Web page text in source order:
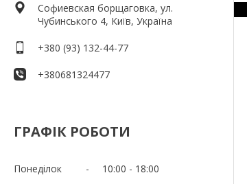
Софиевская борщаговка, ул.
Чубинського 4, Київ, Україна
+380 (93) 132-44-77
+380681324477
ГРАФІК РОБОТИ
Понеділок 10:00
18:00